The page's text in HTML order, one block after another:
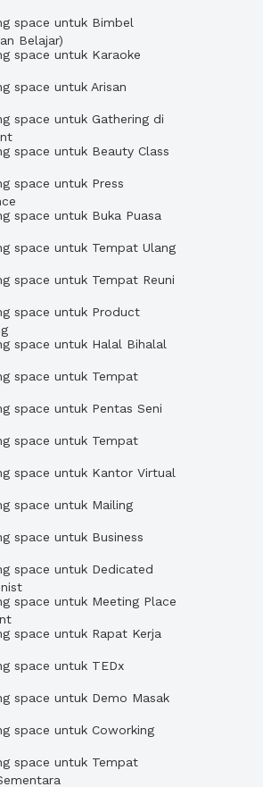
space untuk Bimbel
Belajar)
space untuk Karaoke
space untuk Arisan
space untuk Gathering di
space untuk Beauty Class
space untuk Press
space untuk Buka Puasa
space untuk Tempat Ulang
space untuk Tempat Reuni
space untuk Product
space untuk Halal Bihalal
space untuk Tempat
space untuk Pentas Seni
space untuk Tempat
space untuk Kantor Virtual
space untuk Mailing
space untuk Business
space untuk Dedicated
space untuk Meeting Place
space untuk Rapat Kerja
space untuk TEDx
space untuk Demo Masak
space untuk Coworking
space untuk Tempat